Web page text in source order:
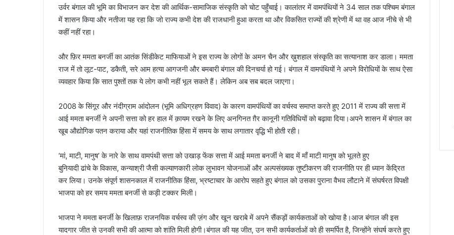
उर्वर बंगाल की भूमि का विभाजन कर देश की आर्थिक-सामाजिक संस्कृति को चोट पहुँचाई। कालांतर में वामपंथियों ने 34 साल तक पश्चिम बंगाल
में शासन किया और नतीजा यह रहा कि जो राज्य कभी देश की राजधानी हुआ करता था और विकसित राज्यों की श्रेणी में था वह आज नीचे से भी
कहीं नहीं रहा।
और फ़िर ममता बनर्जी का आतंक सिंडीकेट माफियाओं ने इस राज्य के लोगों के अमन चैन और ख़ुशहाल संस्कृति का सत्यानाश कर डाला। ममता
राज में तो लूट-पाट, डकैती, सरे आम हत्या आगजनी और बमबारी बंगाल की दिनचर्या हो गई। बंगाल में वामपंथियों ने अपने विरोधियों के साथ ऐसा
व्यवहार किया कि सात पुश्तों तक ये लोग कभी नहीं भूल सकते हैं। लेकिन अब सब बदल जाएगा।
2008 के सिंगूर और नंदीग्राम आंदोलन (भूमि अधिग्रहण विवाद) के कारण वामपंथियों का वर्चस्व समाप्त करते हुए 2011 में राज्य की सत्ता में
आई ममता बनर्जी ने अपनी सत्ता को हर हाल में क़ायम रखने के लिए अनगिनत ग़ैर कानूनी गतिविधियों को बढ़ावा दिया।अपने शासन में बंगाल का
खूब औद्योगिक पतन कराया और यहां राजनीतिक हिंसा में समय के साथ लगातार वृद्धि भी होती रही।
‘मां, माटी, मानुष’ के नारे के साथ वामपंथी सत्ता को उखाड़ फेंक सत्ता में आई ममता बनर्जी ने बाद में माँ माटी मानुष को भूलते हुए
बुनियादी ढांचे के विकास, कन्याश्री जैसी कल्याणकारी लोक लुभावन योजनाओं और अल्पसंख्यक तुष्टीकरण की राजनीति पर ही ध्यान केंद्रित
कर लिया। उनके संपूर्ण शासनकाल में राजनीतिक हिंसा, भ्रष्टाचार के आरोप सहते हुए बंगाल को उसका पुराना वैभव लौटाने में संघर्षरत विपक्षी
भाजपा को हर समय ममता बनर्जी से कड़ी टक्कर मिली।
भाजपा ने ममता बनर्जी के खिलाफ़ राजनयिक वर्चस्व की ज़ंग और खून खराबे में अपने सैंकड़ों कार्यकताओं को खोया है।आज बंगाल की इस
यादगार जीत से उनकी सभी की आत्मा को शांति मिली होगी।बंगाल की यह जीत, उन सभी कार्यकर्ताओं को ही समर्पित है, जिन्होंने संघर्ष करते हुए